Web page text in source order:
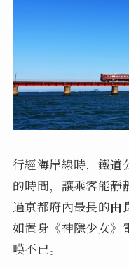
行經海岸線時，鐵道
的時間，讓乘客能靜
過京都府內最長的由
如置身《神隱少女》
嘆不已。